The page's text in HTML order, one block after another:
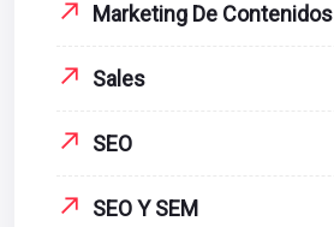
Marketing De Contenidos
Sales
SEO
SEO Y SEM